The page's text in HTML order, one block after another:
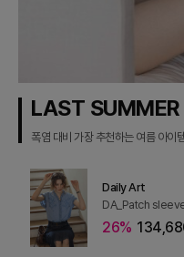
LAST
폭염 대비 가장 추천하는 여름 아이
Daily Art
DA_Patch
26%